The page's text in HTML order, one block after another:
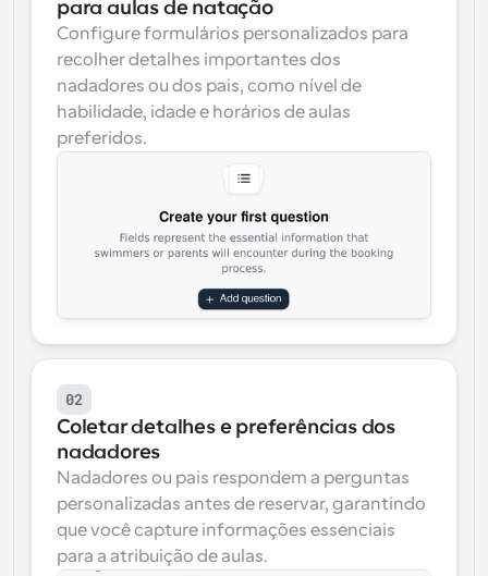
para aulas de natação
Configure formulários personalizados para
recolher detalhes importantes dos
nadadores ou dos pais, como nível de
habilidade, idade e horários de aulas
preferidos.
02
Coletar detalhes e preferências dos
nadadores
Nadadores ou pais respondem a perguntas
personalizadas antes de reservar, garantindo
que você capture informações essenciais
para a atribuição de aulas.